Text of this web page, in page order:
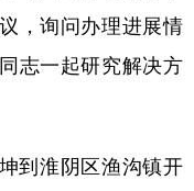
，询问办理进展情
志一起研究解决方
淮阴区渔沟镇开